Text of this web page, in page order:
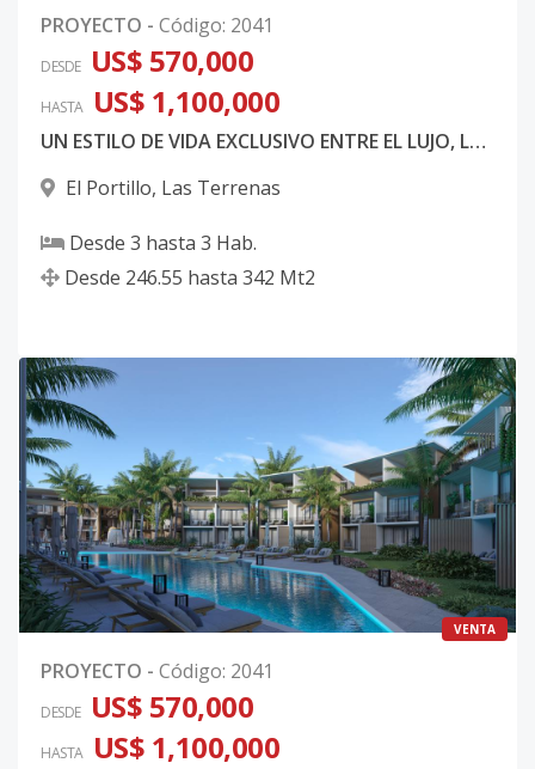
PROYECTO - Código: 2041
DESDE US$ 570,000
HASTA US$ 1,100,000
UN ESTILO DE VIDA EXCLUSIVO ENTRE EL LUJO, LA NATURALEZA Y EL CARIBE
El Portillo, Las Terrenas
Desde 3 hasta 3 Hab.
Desde 246.55 hasta 342 Mt2
VENTA
PROYECTO - Código: 2041
DESDE US$ 570,000
HASTA US$ 1,100,000